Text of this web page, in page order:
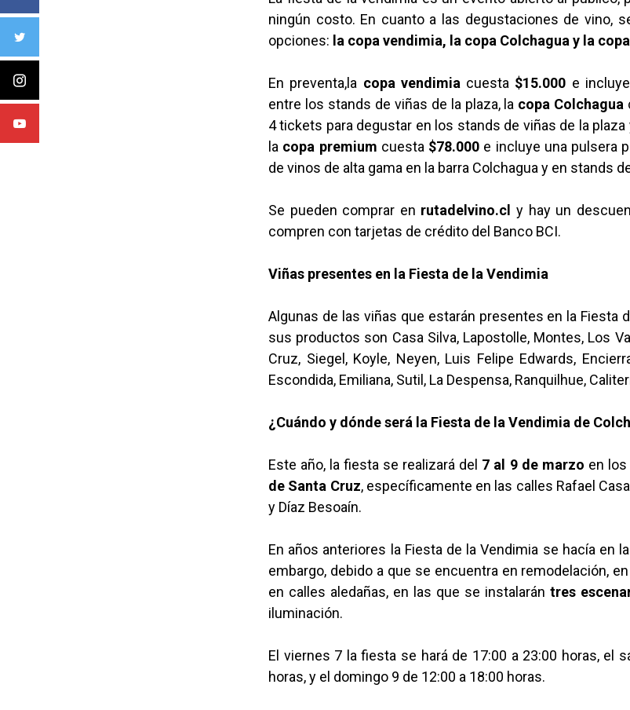
ningún costo. En cuanto a las degustaciones de vino,
opciones: la copa vendimia, la copa Colchagua y la
En preventa,la copa vendimia cuesta $15.000 e
entre los stands de viñas de la plaza, la copa Colchagua
4 tickets para degustar en los stands de viñas de la plaza
la copa premium cuesta $78.000 e incluye una pulsera
de vinos de alta gama en la barra Colchagua y en stands
Se pueden comprar en rutadelvino.cl y hay un
compren con tarjetas de crédito del Banco BCI.
Viñas presentes en la Fiesta de la Vendimia
Algunas de las viñas que estarán presentes en la Fiesta
sus productos son Casa Silva, Lapostolle, Montes, Los
Cruz, Siegel, Koyle, Neyen, Luis Felipe Edwards,
Escondida, Emiliana, Sutil, La Despensa, Ranquilhue,
¿Cuándo y dónde será la Fiesta de la Vendimia de
Este año, la fiesta se realizará del 7 al 9 de marzo en los
de Santa Cruz, específicamente en las calles Rafael
y Díaz Besoaín.
En años anteriores la Fiesta de la Vendimia se hacía en
embargo, debido a que se encuentra en remodelación,
en calles aledañas, en las que se instalarán tres
iluminación.
El viernes 7 la fiesta se hará de 17:00 a 23:00 horas, el
horas, y el domingo 9 de 12:00 a 18:00 horas.